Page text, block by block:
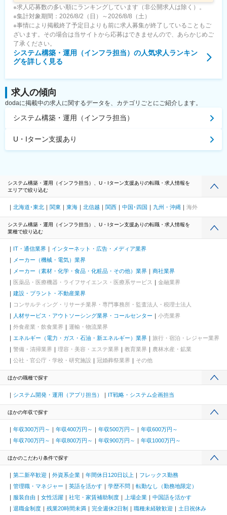
※求人応募数の多い順にランキングしています（非公開求人は除く）。
※集計対象期間：2026/8/2（日）～2026/8/8（土）
※事情により掲載終了予定日よりも前に求人募集が終了していることもご
ざいます。その場合は当サイトから応募はできませんので、あらかじめご
了承ください。
システム構築・運用（インフラ担当） の人気求人ランキン
グを詳しく見る
求人の傾向
dodaに掲載中の求人に関するデータを、カテゴリごとにご紹介します。
システム構築・運用（インフラ担当）
U・Iターン支援あり
システム構築・運用（インフラ担当）、U・Iターン支援ありの転職・求人情報を
エリアで絞り込む
北海道･東北 関東 東海 北信越 関西 中国･四国 九州・沖縄 海外
システム構築・運用（インフラ担当）、U・Iターン支援ありの転職・求人情報を
業種で絞り込む
IT・通信業界
インターネット・広告・メディア業界
メーカー（機械・電気）業界
メーカー（素材・化学・食品・化粧品・その他）業界
商社業界
医薬品・医療機器・ライフサイエンス・医療系サービス
金融業界
建設・プラント・不動産業界
コンサルティング・リサーチ業界・専門事務所・監査法人・税理士法人
人材サービス・アウトソーシング業界・コールセンター
小売業界
外食産業・飲食業界
運輸・物流業界
エネルギー（電力・ガス・石油・新エネルギー）業界
旅行・宿泊・レジャー業界
警備・清掃業界
理容・美容・エステ業界 教育業界
農林水産・鉱業
公社・官公庁・学校・研究施設
冠婚葬祭業界 その他
ほかの職種で探す
システム開発・運用（アプリ担当） IT戦略・システム企画担当
ほかの年収で探す
年収300万円～ 年収400万円～ 年収500万円～
年収600万円～
年収700万円～
年収800万円～ 年収900万円～ 年収1000万円～
ほかのこだわり条件で探す
第二新卒歓迎 外資系企業 年間休日120日以上
フレックス勤務
管理職・マネジャー
英語を活かす 学歴不問
転勤なし（勤務地限定）
服装自由
女性活躍 社宅・家賃補助制度 上場企業
中国語を活かす
退職金制度
残業20時間未満 完全週休2日制 職種未経験歓迎 土日祝休み